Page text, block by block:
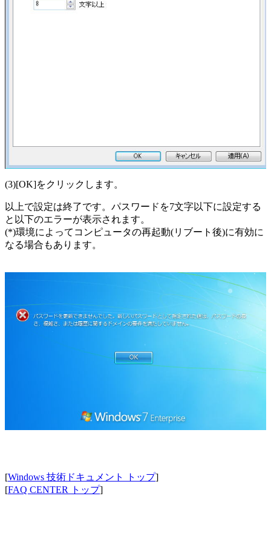
(3)[OK]をクリックします。
以上で設定は終了です。パスワードを7文字以下に設定する
と以下のエラーが表示されます。
(*)環境によってコンピュータの再起動(リブート後)に有効に
なる場合もあります。
[Windows 技術ドキュメント トップ]
[FAQ CENTER トップ]